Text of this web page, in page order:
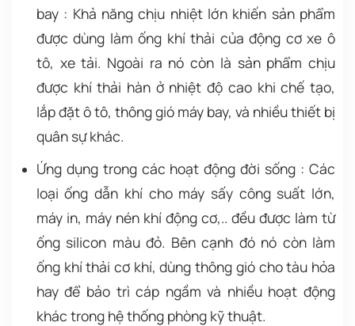
bay : Khả năng chịu nhiệt lớn khiến sản phẩm
được dùng làm ống khí thải của động cơ xe ô
tô, xe tải. Ngoài ra nó còn là sản phẩm chịu
được khí thải hàn ở nhiệt độ cao khi chế tạo,
lắp đặt ô tô, thông gió máy bay, và nhiều thiết bị
quân sự khác.
Ứng dụng trong các hoạt động đời sống : Các
loại ống dẫn khí cho máy sấy công suất lớn,
máy in, máy nén khí động cơ,.. đều được làm từ
ống silicon màu đỏ. Bên cạnh đó nó còn làm
ống khí thải cơ khí, dùng thông gió cho tàu hỏa
hay để bảo trì cáp ngầm và nhiều hoạt động
khác trong hệ thống phòng kỹ thuật.